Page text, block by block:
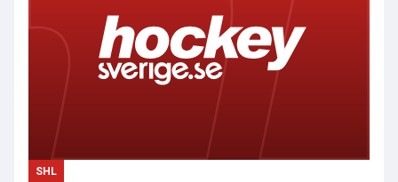
SHL